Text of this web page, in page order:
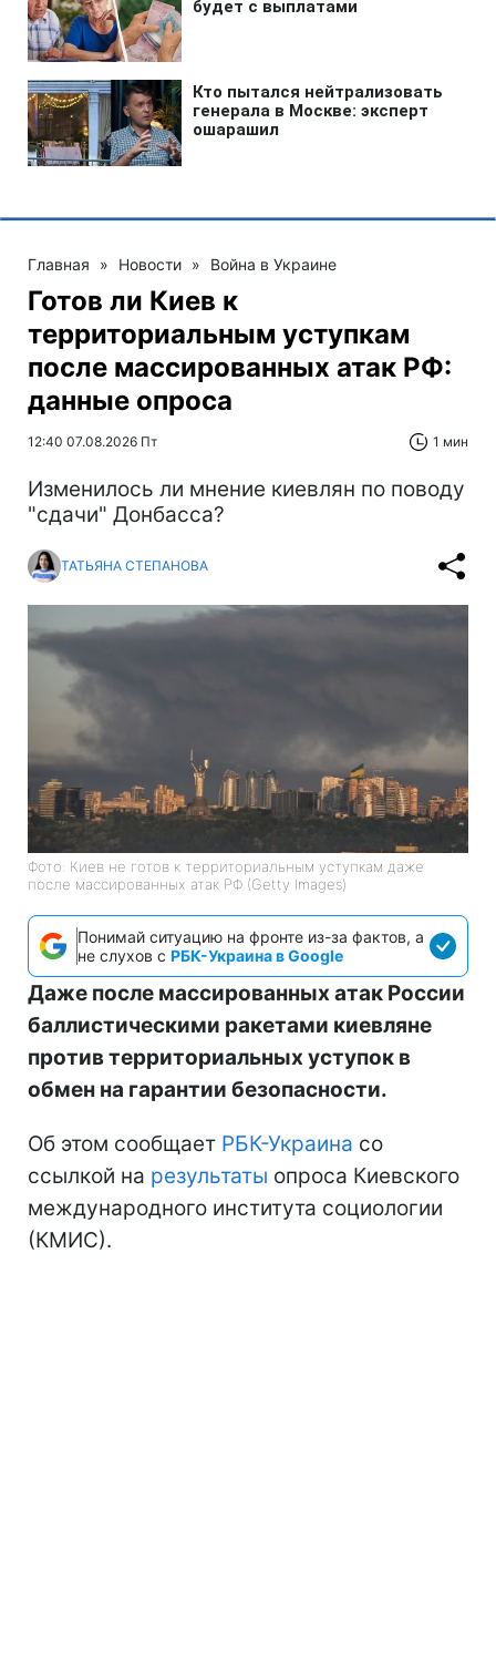
Главная » Новости » Война в Украине
Готов ли Киев к
территориальным уступкам
после массированных атак РФ:
данные опроса
12:40 07.08.2026 Пт 1 мин
Изменилось ли мнение киевлян по поводу
"сдачи" Донбасса?
ТАТЬЯНА СТЕПАНОВА
Фото: Киев не готов к территориальным уступкам даже
после массированных атак РФ (Getty Images)
Понимай ситуацию на фронте из-за фактов, а
не слухов с РБК-Украина в Google
Даже после массированных атак России
баллистическими ракетами киевляне
против территориальных уступок в
обмен на гарантии безопасности.
Об этом сообщает РБК-Украина со
ссылкой на результаты опроса Киевского
международного института социологии
(КМИС).